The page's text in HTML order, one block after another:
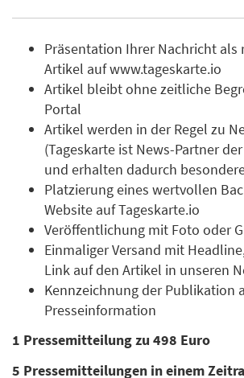
Präsentation Ihrer Nachricht
Artikel auf www.tageskarte.io
Artikel bleibt ohne zeitliche
Portal
Artikel werden in der Regel zu
(Tageskarte ist News-Partner
und erhalten dadurch
Platzierung eines wertvollen
Website auf Tageskarte.io
Veröffentlichung mit Foto oder
Einmaliger Versand mit
Link auf den Artikel in unseren
Kennzeichnung der Publikation
Presseinformation
1 Pressemitteilung zu 498 Euro
5 Pressemitteilungen in einem